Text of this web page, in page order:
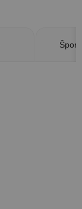
Šport